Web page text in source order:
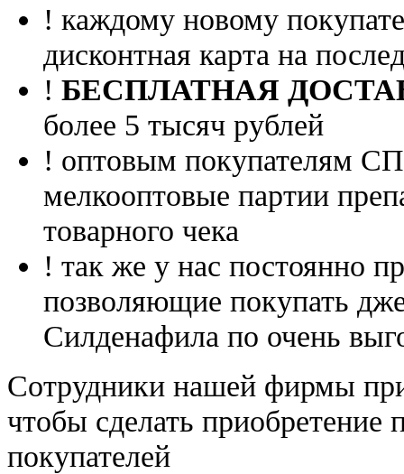
! каждому новому
дисконтная карта на
! БЕСПЛАТНАЯ
более 5 тысяч рублей
! оптовым покупателям
мелкооптовые партии
товарного чека
! так же у нас постоянно
позволяющие покупать
Силденафила по очень
Cотрудники нашей фирмы
чтобы сделать приобретение
покупателей